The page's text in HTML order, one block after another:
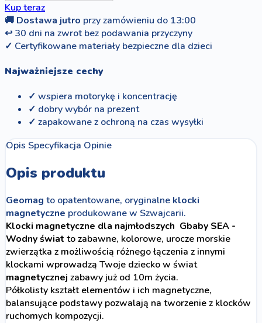
Kup teraz
🚚 Dostawa jutro przy zamówieniu do 13:00
↩ 30 dni na zwrot bez podawania przyczyny
✓ Certyfikowane materiały bezpieczne dla dzieci
Najważniejsze cechy
✓ wspiera motorykę i koncentrację
✓ dobry wybór na prezent
✓ zapakowane z ochroną na czas wysyłki
Opis Specyfikacja Opinie
Opis produktu
Geomag to opatentowane, oryginalne klocki
magnetyczne produkowane w Szwajcarii.
Klocki magnetyczne dla najmłodszych Gbaby SEA -
Wodny świat to zabawne, kolorowe, urocze morskie
zwierzątka z możliwością różnego łączenia z innymi
klockami wprowadzą Twoje dziecko w świat
magnetycznej zabawy już od 10m życia.
Półkolisty kształt elementów i ich magnetyczne,
balansujące podstawy pozwalają na tworzenie z klocków
ruchomych kompozycji.